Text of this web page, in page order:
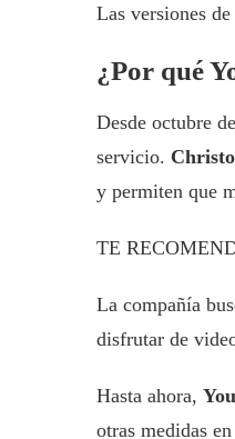
Las versiones de
¿Por qué
Desde octubre
servicio.
y permiten que
TE
La compañía
disfrutar de
Hasta ahora,
otras medidas